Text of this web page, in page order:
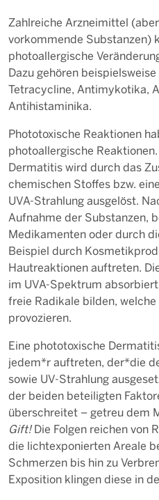
Zahlreiche Arzneimittel
vorkommende Substanzen)
photoallergische
Dazu gehören
Tetracycline, Antimykotika,
Antihistaminika.
Phototoxische Reaktionen
photoallergische
Dermatitis wird durch das
chemischen Stoffes bzw.
UVA-Strahlung ausgelöst.
Aufnahme der Substanzen,
Medikamenten oder durch
Beispiel durch
Hautreaktionen auftreten.
im UVA-Spektrum
freie Radikale bilden,
provozieren.
Eine phototoxische
jedem*r auftreten, der*die
sowie UV-Strahlung
der beiden beteiligten
überschreitet – getreu dem
Gift!Die Folgen reichen von
die lichtexponierten Areale
Schmerzen bis hin zu
Exposition klingen diese in